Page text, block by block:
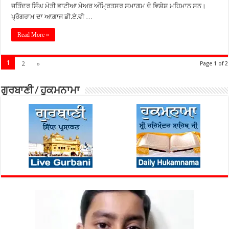
ਜਤਿੰਦਰ ਸਿੰਘ ਮੋਤੀ ਭਾਟੀਆ ਮੇਅਰ ਅੰਮ੍ਰਿਤਸਰ ਸਮਾਗਮ ਦੇ ਵਿਸ਼ੇਸ਼ ਮਹਿਮਾਨ ਸਨ।
ਪ੍ਰੋਗਰਾਮ ਦਾ ਆਗ਼ਾਜ ਡੀ.ਏ.ਵੀ …
Read More »
Page 1 of 2
1 2 »
ਗੁਰਬਾਣੀ / ਹੁਕਮਨਾਮਾ